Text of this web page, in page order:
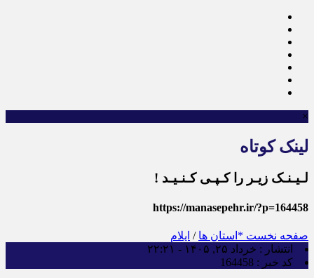
×
لینک کوتاه
لـیـنـک زیـر را کـپـی کـنـیـد !
https://manasepehr.ir/?p=164458
صفحه نخست *استان ها / ایلام
انتشار : خرداد ۲۵, ۱۴۰۵ - ۲۲:۲۱
کد خبر : 164458